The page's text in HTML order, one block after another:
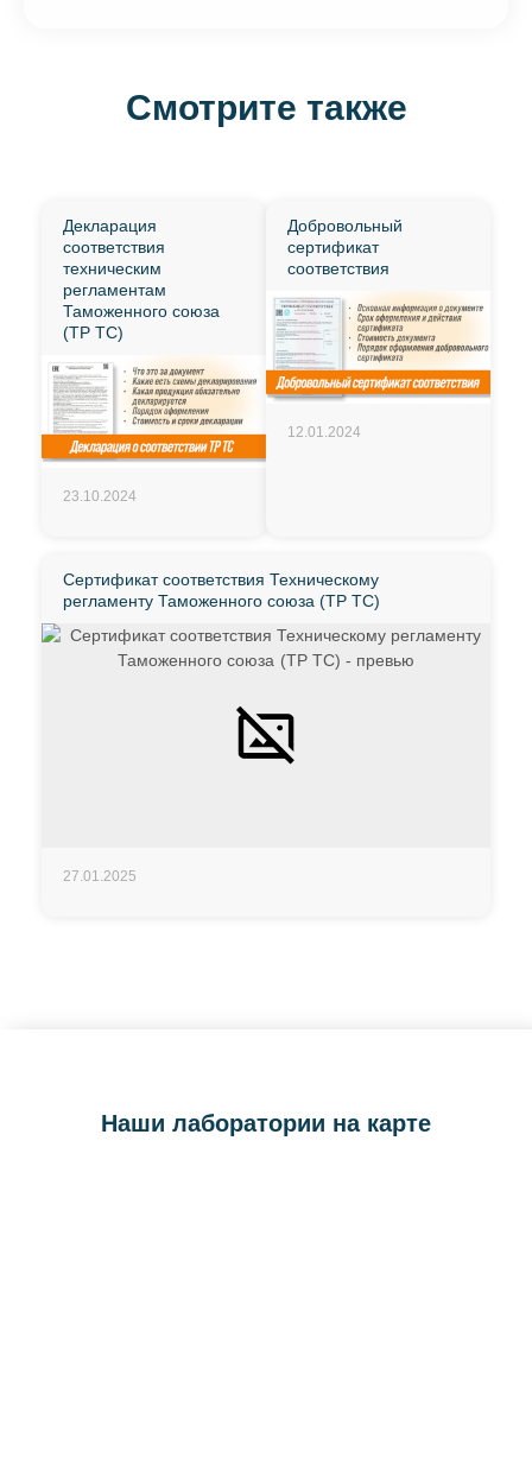
Смотрите также
Декларация
соответствия
техническим
регламентам
Таможенного союза
(ТР ТС)
23.10.2024
Добровольный
сертификат
соответствия
12.01.2024
Сертификат соответствия Техническому
регламенту Таможенного союза (ТР ТС)
27.01.2025
Наши лаборатории на карте